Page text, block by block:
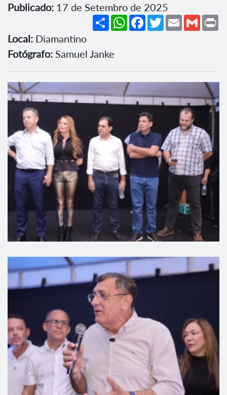
Publicado: 17 de Setembro de 2025
ShareWhatsApp
Facebook
TwitterEmailGmail
Local: Diamantino
Fotógrafo: Samuel Janke